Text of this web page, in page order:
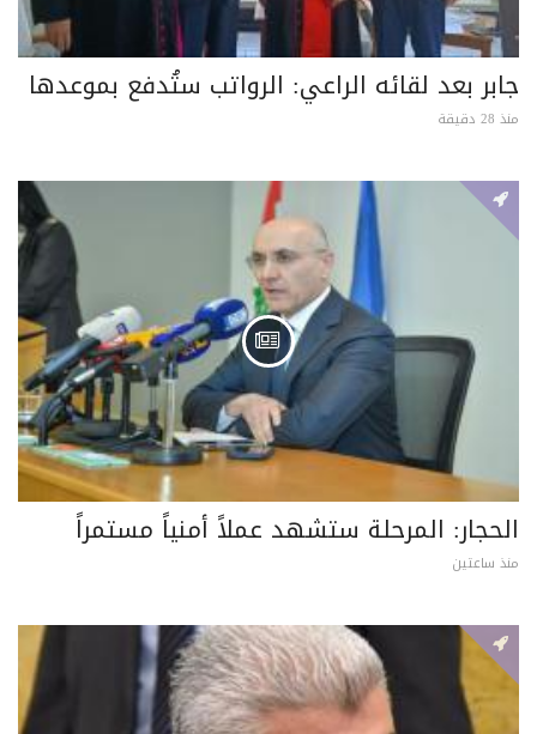
جابر بعد لقائه الراعي: الرواتب ستُدفع بموعدها
منذ 28 دقيقة
الحجار: المرحلة ستشهد عملاً أمنياً مستمراً
منذ ساعتين